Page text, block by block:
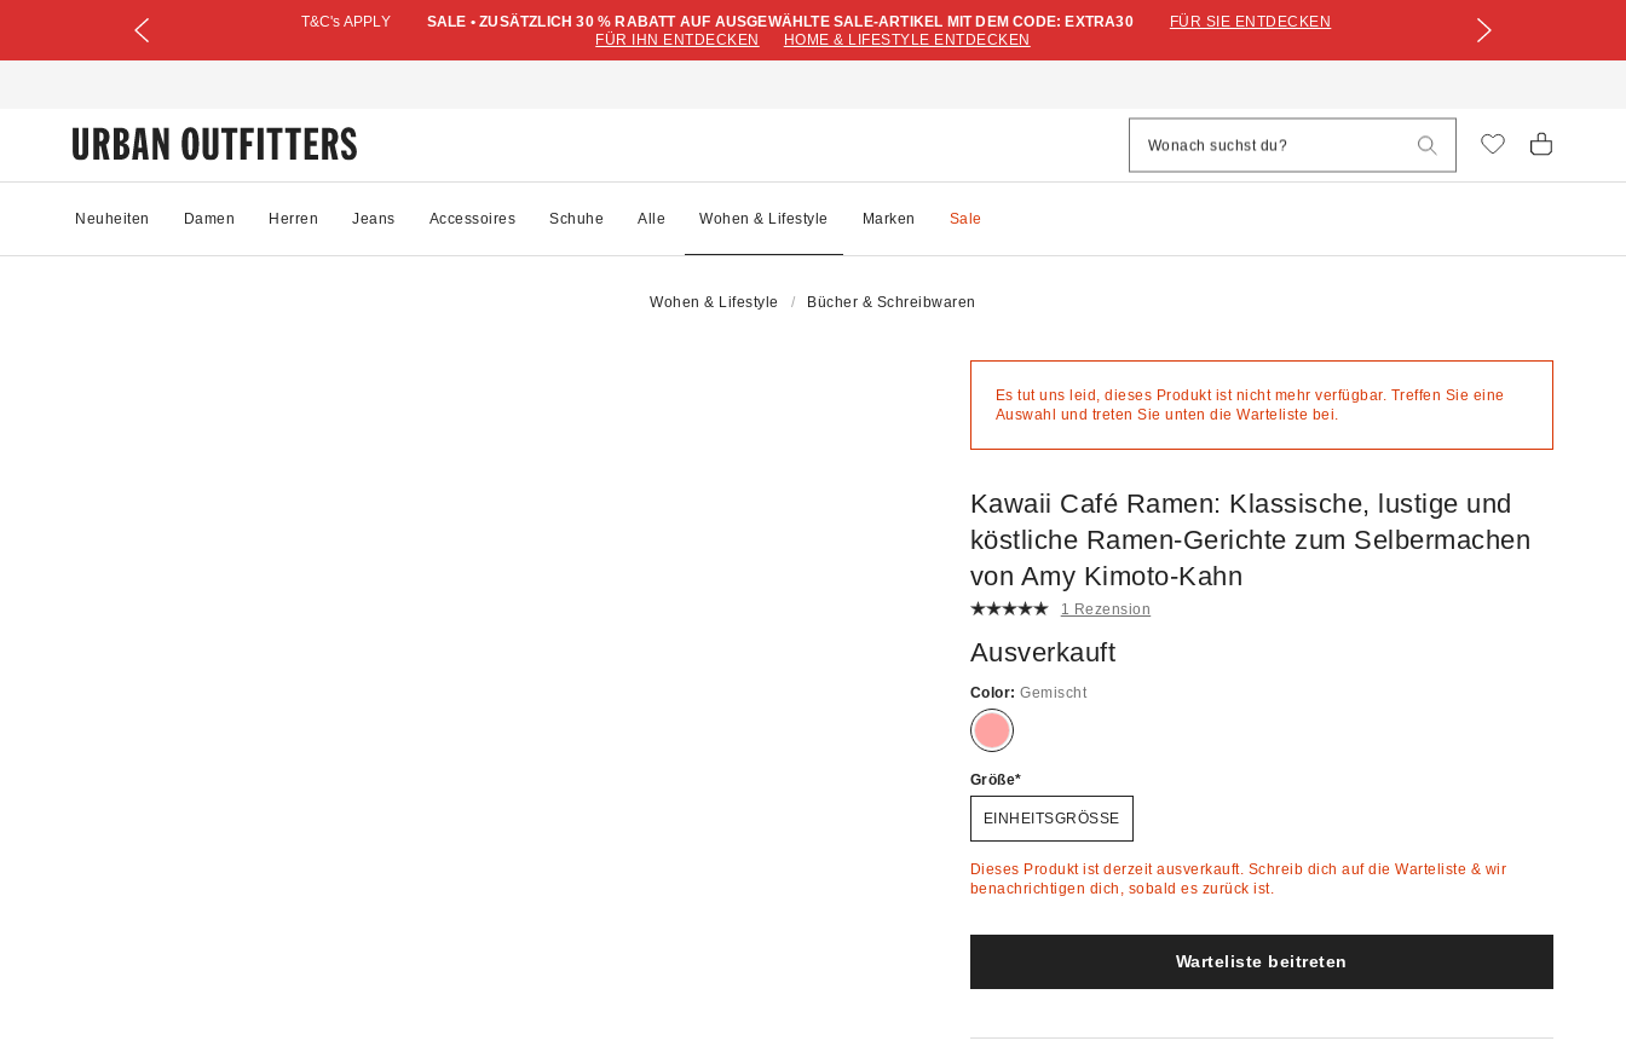
T&C's APPLY SALE • ZUSÄTZLICH 30 % RABATT AUF AUSGEWÄHLTE SALE-ARTIKEL MIT DEM CODE: EXTRA30
FÜR SIE ENTDECKEN
FÜR IHN ENTDECKEN
HOME & LIFESTYLE ENTDECKEN
Neuheiten Damen Herren Jeans Accessoires Schuhe Alle Wohen & Lifestyle Marken Sale
Wohen & Lifestyle Bücher & Schreibwaren
Es tut uns leid, dieses Produkt ist nicht mehr verfügbar. Treffen Sie eine
Auswahl und treten Sie unten die Warteliste bei.
Kawaii Café Ramen: Klassische, lustige und
köstliche Ramen-Gerichte zum Selbermachen
von Amy Kimoto-Kahn
1 Rezension
Ausverkauft
Color:Gemischt
Ausverkauft!
Größe
EINHEITSGRÖSSE
Dieses Produkt ist derzeit ausverkauft. Schreib dich auf die Warteliste & wir
benachrichtigen dich, sobald es zurück ist.
Warteliste beitreten